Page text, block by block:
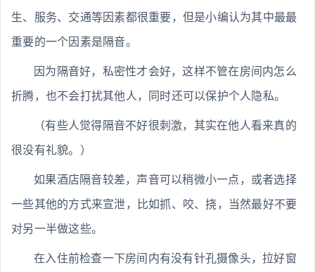
生、服务、交通等因素都很重要，但是小编认为其中最最
重要的一个因素是隔音。
因为隔音好，私密性才会好，这样不管在房间内怎么
折腾，也不会打扰其他人，同时还可以保护个人隐私。
（有些人觉得隔音不好很刺激，其实在他人看来真的
很没有礼貌。）
如果酒店隔音较差，声音可以稍微小一点，或者选择
一些其他的方式来宣泄，比如抓、咬、挠，当然最好不要
对另一半做这些。
在入住前检查一下房间内有没有针孔摄像头，拉好窗